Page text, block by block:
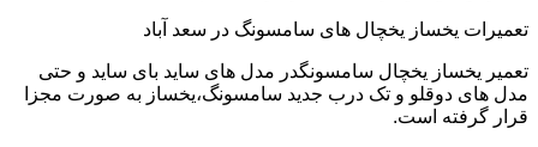
تعمیرات یخساز یخچال های سامسونگ در سعد آباد
تعمیر یخساز یخچال سامسونگدر مدل های ساید بای ساید و حتی
مدل های دوقلو و تک درب جدید سامسونگ،یخساز به صورت مجزا
قرار گرفته است.